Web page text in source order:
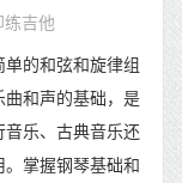
练吉他
的和弦和旋律组
和声的基础，是
乐、古典音乐还
掌握钢琴基础和